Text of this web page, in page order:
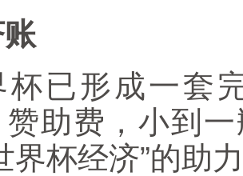
杯已形成一套
赞助费，小到
界杯经济”的助